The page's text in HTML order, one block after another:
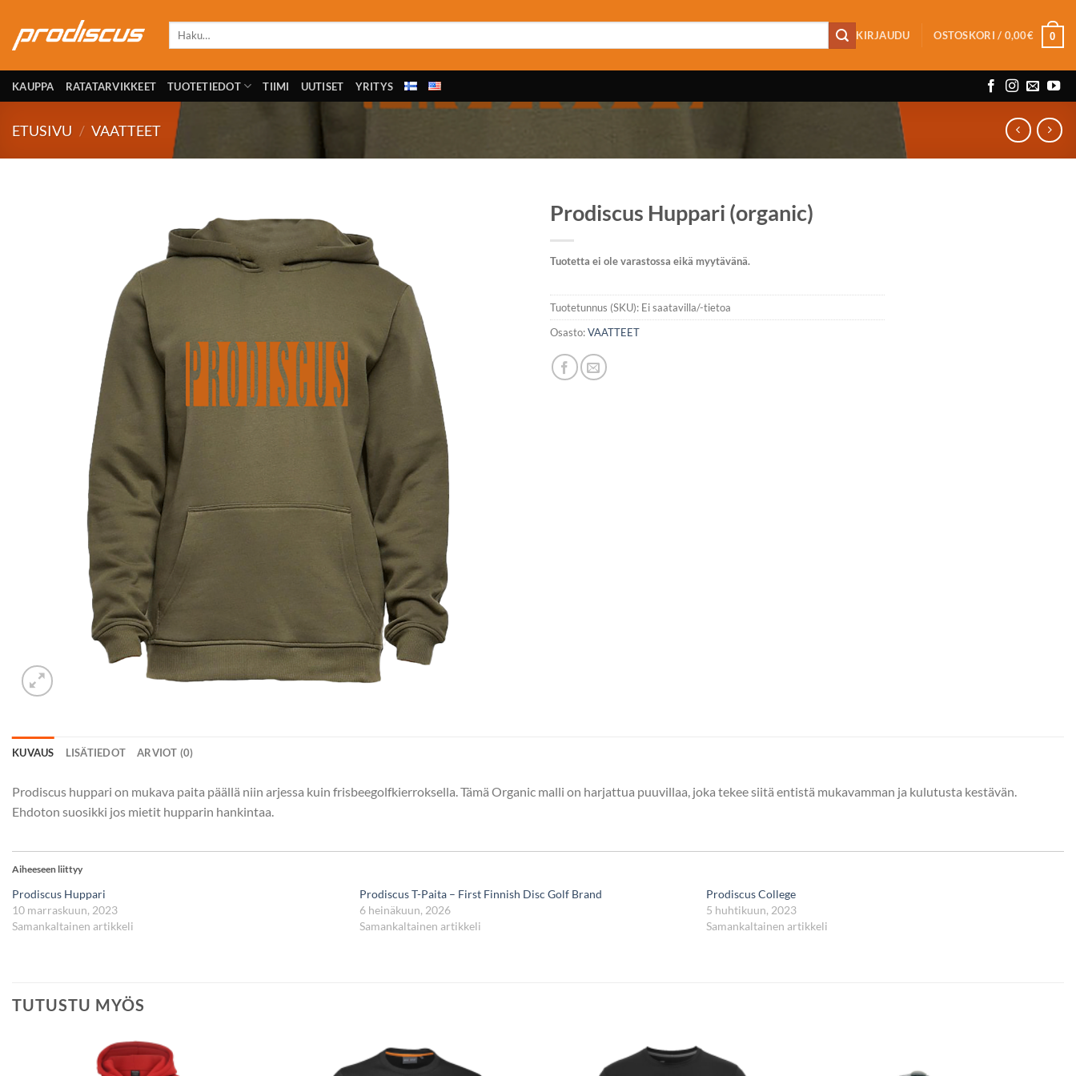
content
Etsi:
KIRJAUDU OSTOSKORI / 0,00€ 0
KAUPPA RATATARVIKKEET TUOTETIEDOT TIIMI UUTISET YRITYS
ETUSIVU / VAATTEET
Prodiscus Huppari (organic)
Tuotetta ei ole varastossa eikä myytävänä.
Tuotetunnus (SKU): Ei saatavilla/-tietoa
Osasto:VAATTEET
KUVAUS LISÄTIEDOT ARVIOT (0)
Prodiscus huppari on mukava paita päällä niin arjessa kuin frisbeegolfkierroksella. Tämä Organic malli on harjattua puuvillaa, joka tekee siitä entistä mukavamman ja kulutusta kestävän.
Ehdoton suosikki jos mietit hupparin hankintaa.
Aiheeseen liittyy
Prodiscus Huppari
10 marraskuun, 2023
Samankaltainen artikkeli
Prodiscus T-Paita – First Finnish Disc Golf Brand
6 heinäkuun, 2026
Samankaltainen artikkeli
Prodiscus College
5 huhtikuun, 2023
Samankaltainen artikkeli
TUTUSTU MYÖS